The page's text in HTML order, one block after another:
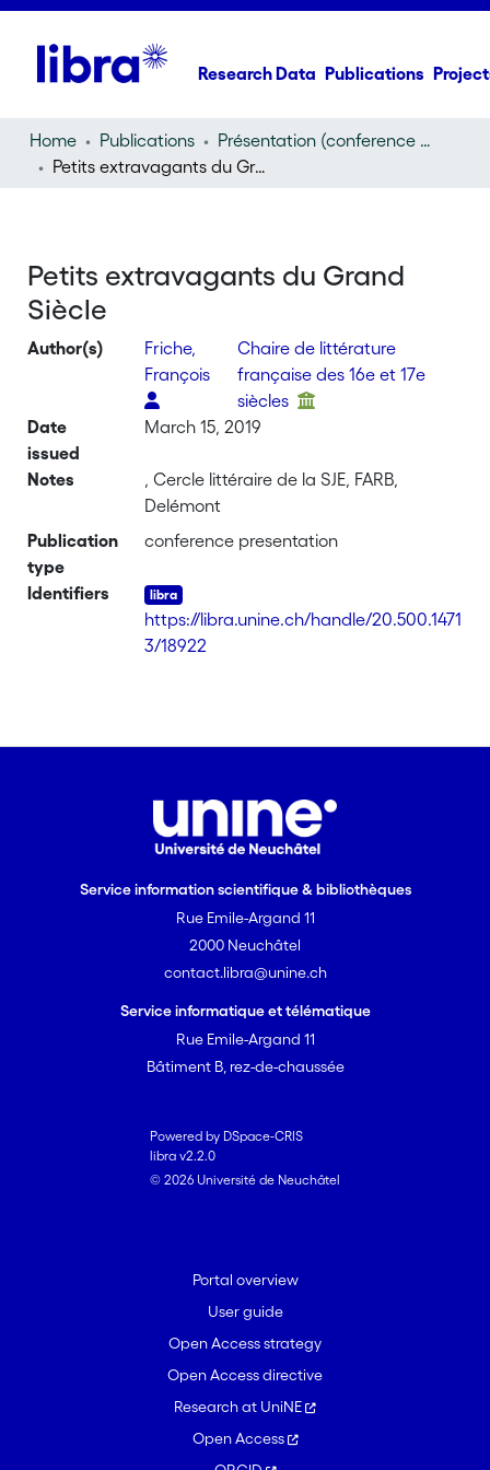
Research Data Publications
Home Publications
Présentation (conference presentation)
Petits extravagants du Grand Siècle
Petits extravagants du Grand
Siècle
Author(s)
Friche,
François
Chaire de littérature
française des 16e et 17e
siècles
Date
issued
March 15, 2019
Notes
, Cercle littéraire de la SJE, FARB,
Delémont
Publication
type
conference presentation
Identifiers
https://libra.unine.ch/handle/20.500.1471
3/18922
Service information scientifique & bibliothèques
Rue Emile-Argand 11
2000 Neuchâtel
contact.libra@unine.ch
Service informatique et télématique
Rue Emile-Argand 11
Bâtiment B, rez-de-chaussée
Powered by DSpace-CRIS
libra v2.2.0
© 2026 Université de Neuchâtel
Portal overview
User guide
Open Access strategy
Open Access directive
Research at UniNE
Open Access